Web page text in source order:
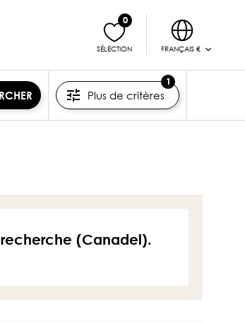
SÉLECTION
0
FRANÇAIS €
Plus de critères
1
(Canadel).